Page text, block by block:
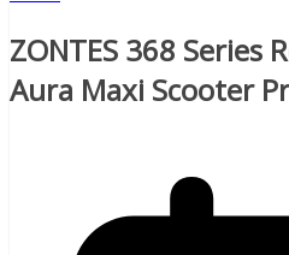
ZONTES 368 Series
Aura Maxi Scooter